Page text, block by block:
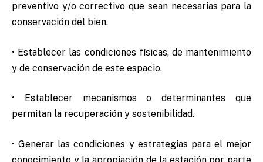
preventivo y/o correctivo que sean necesarias para la
conservación del bien.
• Establecer las condiciones físicas, de mantenimiento
y de conservación de este espacio.
• Establecer mecanismos o determinantes que
permitan la recuperación y sostenibilidad.
• Generar las condiciones y estrategias para el mejor